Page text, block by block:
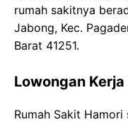
rumah sakitnya
Jabong, Kec.
Barat 41251.
Lowongan Kerja
Rumah Sakit